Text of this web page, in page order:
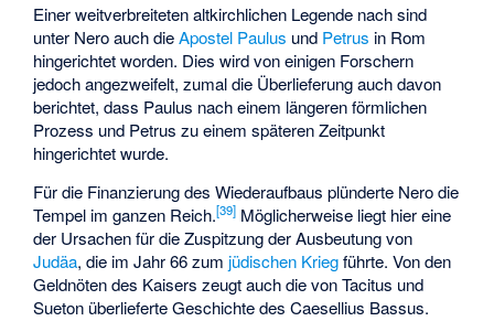
Einer weitverbreiteten altkirchlichen Legende nach sind
unter Nero auch dieApostel Paulus und Petrus in Rom
hingerichtet worden. Dies wird von einigen Forschern
jedoch angezweifelt, zumal die Überlieferung auch davon
berichtet, dass Paulus nach einem längeren förmlichen
Prozess und Petrus zu einem späteren Zeitpunkt
hingerichtet wurde.
Für die Finanzierung des Wiederaufbaus plünderte Nero die
Tempel im ganzen Reich.[39] Möglicherweise liegt hier eine
der Ursachen für die Zuspitzung der Ausbeutung von
Judäa, die im Jahr 66 zum jüdischen Kriegführte. Von den
Geldnöten des Kaisers zeugt auch die von Tacitus und
Sueton überlieferte Geschichte desCaesellius Bassus.